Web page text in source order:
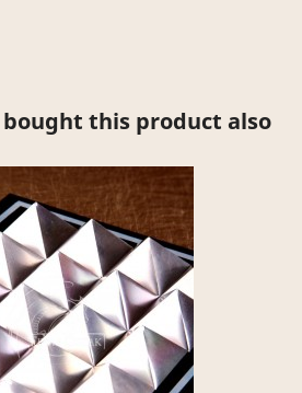
this product also